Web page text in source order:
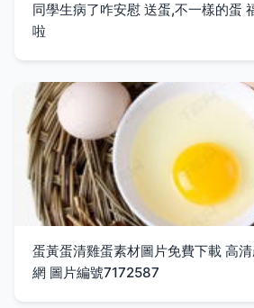
同學生病了咋安慰 送蛋,不一樣的蛋
啦
蛋黃蛋清雞蛋素材圖片免費下載 高
網 圖片編號7172587